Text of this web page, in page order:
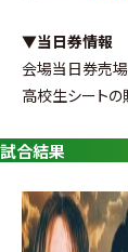
公
式
サ
イ
ト
▼当日券情報
会場当日券売
高校生シート
試合結果